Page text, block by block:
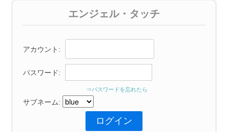
エンジェル・タッチ
アカウント:
パスワード:
⇒パスワードを忘れたら
サブネーム: